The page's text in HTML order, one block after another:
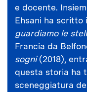
e docente.
Ehsani ha scritto
guardiamo le
Francia da
sogni(2018),
questa storia ha
sceneggiatura